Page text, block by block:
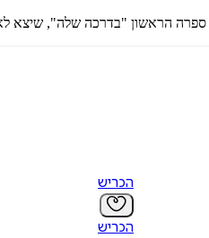
ספרה הראשון "בדרכה שלה", שיצא לאור ב-2015, זכה לביקורות אוהדות בקרב קהל
הכריש
הכריש